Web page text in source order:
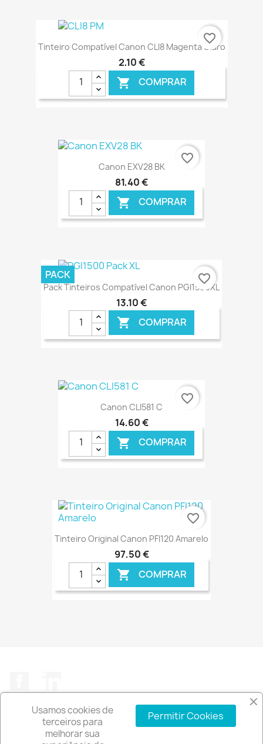
Tinteiro Compatível Canon CLI8 Magenta Claro
2,10 €
 COMPRAR
€ ONLINE
favorite_border
Canon EXV28 BK
81,40 €
 COMPRAR
€ ONLINE
favorite_border
Pack Tinteiros Compatível Canon PGI1500XL
13,10 €
 COMPRAR
€ ONLINE
PACK favorite_border
Canon CLI581 C
14,60 €
 COMPRAR
€ ONLINE
favorite_border
Tinteiro Original Canon PFI120 Amarelo
97,50 €
 COMPRAR
favorite_border
Usamos cookies de
terceiros para
melhorar sua
Permitir Cookies